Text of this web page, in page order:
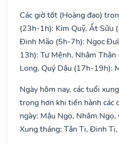
Các giờ tốt (Hoàng đạo)
(23h-1h): Kim Quỹ, Ất Sửu
Đinh Mão (5h-7h): Ngọc
13h): Tư Mệnh, Nhâm
Long, Quý Dậu (17h-19h):
Ngày hôm nay, các tuổi
trọng hơn khi tiến hành các
ngày: Mậu Ngọ, Nhâm Ngọ,
Xung tháng: Tân Tị, Đinh Tị,